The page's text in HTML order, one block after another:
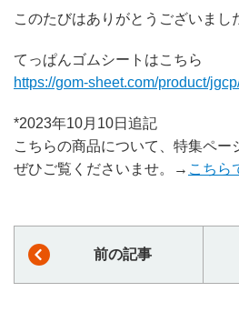
このたびはありがとうございまし
てっぱんゴムシートはこちら
https://gom-sheet.com/product/
*2023年10月10日追記
こちらの商品について、特集ペー
ぜひご覧くださいませ。→ こちら
前の記事